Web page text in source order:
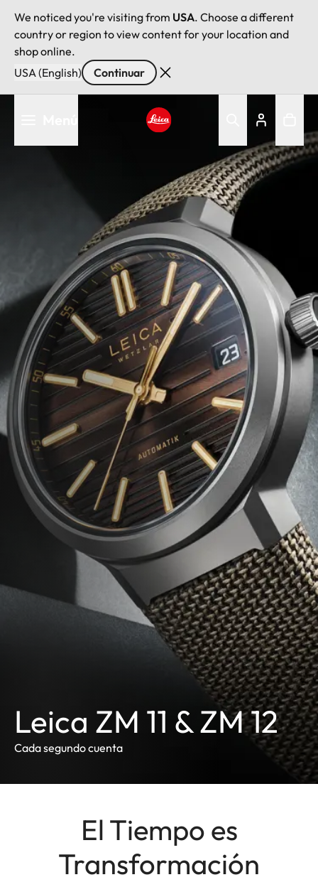
We noticed you're visiting from USA. Choose a different
country or region to view content for your location and
shop online.
USA (English)
Continuar
Leica ZM 11 & ZM 12
Cada segundo cuenta
El Tiempo es
Transformación